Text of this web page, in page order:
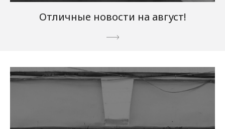
Отличные новости на август!